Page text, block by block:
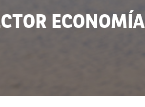
ECONOMÍA